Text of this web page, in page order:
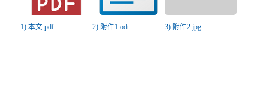
1) 本文.pdf 2) 附件1.odt 3) 附件2.jpg